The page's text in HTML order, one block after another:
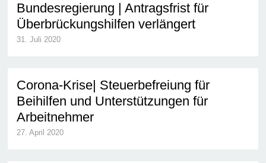
Bundesregierung | Antragsfrist für
Überbrückungshilfen verlängert
31. Juli 2020
Corona-Krise| Steuerbefreiung für
Beihilfen und Unterstützungen für
Arbeitnehmer
27. April 2020